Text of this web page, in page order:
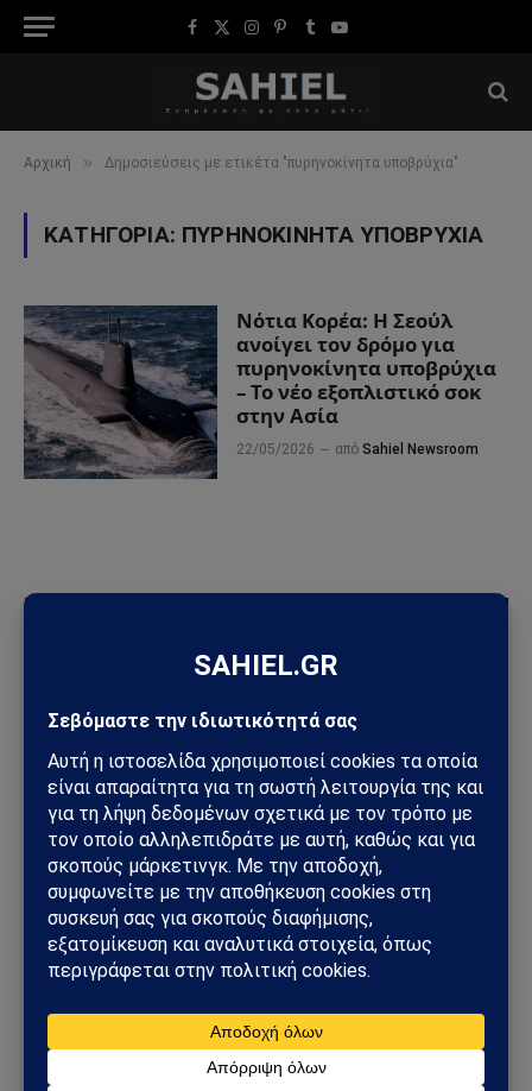
Facebook
X
Instagram
Pinterest
TumblrYouTube
Αρχική » Δημοσιεύσεις με ετικέτα "πυρηνοκίνητα υποβρύχια"
ΚΑΤΗΓΟΡΊΑ: ΠΥΡΗΝΟΚΊΝΗΤΑ ΥΠΟΒΡΎΧΙΑ
Νότια Κορέα: Η Σεούλ
ανοίγει τον δρόμο για
πυρηνοκίνητα υποβρύχια
– Το νέο εξοπλιστικό σοκ
στην Ασία
22/05/2026 από Sahiel Newsroom
Πεντάγωνο και UFO: Νέα απόρρητα αρχεία, βίντεο και
ανεξήγητες καταγραφές UAP βγαίνουν στο φως
Ισπανία – Ιταλία: Συνοριακοί έλεγχοι, μεταναστευτική κρίση
στη Θέουτα και νέο ρήγμα στην Ευρώπη
Συμφωνία της Μέκκας: Τουρκία, Σαουδική Αραβία και
Πακιστάν δημιουργούν νέο αμυντικό άξονα – Οι επιπτώσεις
για την Ελλάδα
τον έλεγχο του GSI – Η Γαλλία μπαίνει δυναμικά στο
γεωπολιτικό παιχνίδι